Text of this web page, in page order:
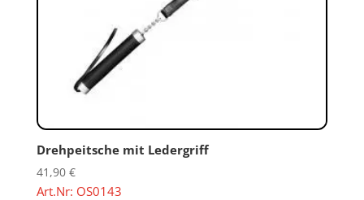
Drehpeitsche mit Ledergriff
41,90 €
Art.Nr: OS0143